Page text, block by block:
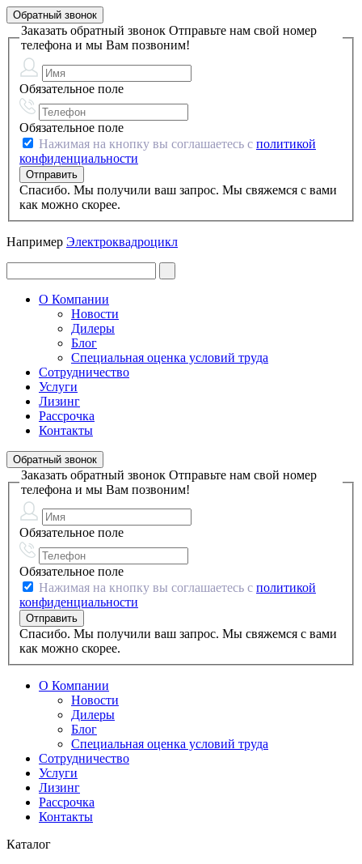
Обратный звонок
Заказать обратный звонок Отправьте нам свой номер
телефона и мы Вам позвоним!
Обязательное поле
Обязательное поле
Нажимая на кнопку вы соглашаетесь с политикой
конфиденциальности
Спасибо. Мы получили ваш запрос. Мы свяжемся с вами
как можно скорее.
Например Электроквадроцикл
О Компании
Новости
Дилеры
Блог
Специальная оценка условий труда
Сотрудничество
Услуги
Лизинг
Рассрочка
Контакты
Обратный звонок
Заказать обратный звонок Отправьте нам свой номер
телефона и мы Вам позвоним!
Обязательное поле
Обязательное поле
Нажимая на кнопку вы соглашаетесь с политикой
конфиденциальности
Спасибо. Мы получили ваш запрос. Мы свяжемся с вами
как можно скорее.
О Компании
Новости
Дилеры
Блог
Специальная оценка условий труда
Сотрудничество
Услуги
Лизинг
Рассрочка
Контакты
Каталог